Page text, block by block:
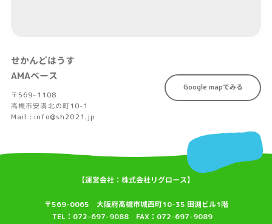
せかんどはうす
AMAベース
〒569-1108
高槻市安満北の町10-1
Mail : info@sh2021.jp
Google mapでみる
【運営会社：株式会社リグロース】
〒569-0065 大阪府高槻市城西町10-35 田渕ビル1階
TEL：072-697-9088 FAX：072-697-9089